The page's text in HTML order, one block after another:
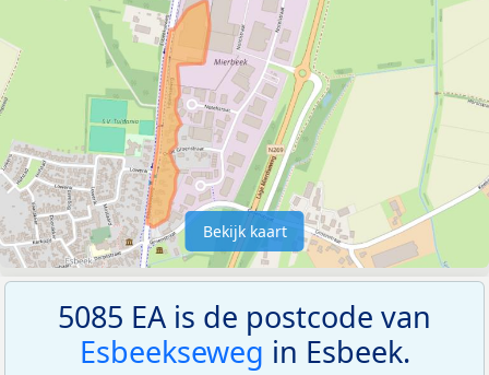
Bekijk kaart
5085 EA is de postcode van
Esbeekseweg in Esbeek.